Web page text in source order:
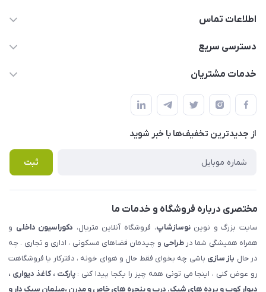
اطلاعات تماس
09123855612
املاک مدنی - نوساز شاپ
دسترسی سریع
حساب کاربری
لیست محصولات
درباره ما
خدمات مشتریان
قوانین و مقررات
حریم خصوصی
راهنما
پرسش های متداول
از جدید‌ترین تخفیف‌ها با‌ خبر شوید
ثبت
مختصری درباره فروشگاه و خدمات ما
سایت بزرگ و نویننوسازشاپ، فروشگاه آنلاین متریال، دکوراسیون داخلی و
همراه همیشگی شما درطراحی و چیدمان فضاهای مسکونی ، اداری و تجاری . چه
در حال باز سازی باشی چه بخوای فقط حال و هوای خونه ، دفترکار یا فروشگاهت
رو عوض کنی ، اینجا می تونی همه چیز را یکجا پیدا کنی :پارکت ، کاغذ دیواری ،
دیوار کوب و پرده های شیک. درب و پنجره های خاص و مدرن ،مبلمان سبک دار و